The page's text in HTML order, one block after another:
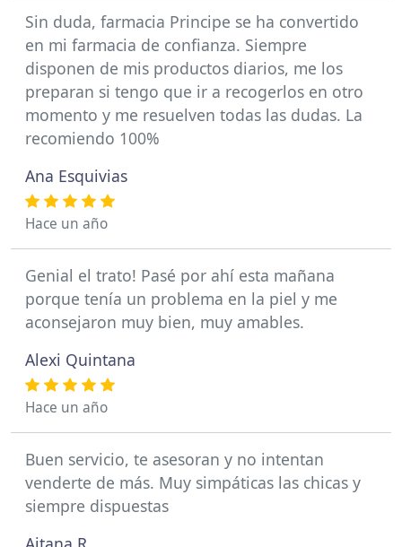
Sin duda, farmacia Principe se ha convertido
en mi farmacia de confianza. Siempre
disponen de mis productos diarios, me los
preparan si tengo que ir a recogerlos en otro
momento y me resuelven todas las dudas. La
recomiendo 100%
Ana Esquivias
Hace un año
Genial el trato! Pasé por ahí esta mañana
porque tenía un problema en la piel y me
aconsejaron muy bien, muy amables.
Alexi Quintana
Hace un año
Buen servicio, te asesoran y no intentan
venderte de más. Muy simpáticas las chicas y
siempre dispuestas